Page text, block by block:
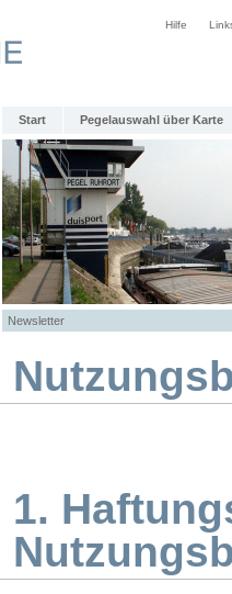
Hilfe
Start Pegelauswahl über Karte
Newsletter
1.